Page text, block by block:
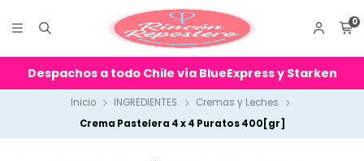
0
Despachos a todo Chile vía BlueExpress y Starken
Inicio INGREDIENTES
Cremas y Leches
Crema Pastelera 4 x 4 Puratos 400[gr]